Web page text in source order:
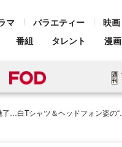
マ バラエティー 映画
番組 タレント 漫画
ドフォン姿の“ストリートカジュアル”にいいね！殺到